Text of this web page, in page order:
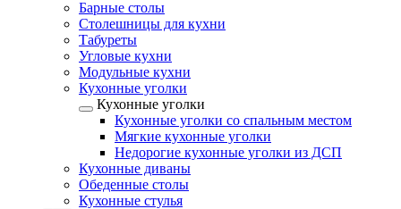
Барные столы
Столешницы для кухни
Табуреты
Угловые кухни
Модульные кухни
Кухонные уголки
Кухонные уголки
Кухонные уголки со спальным местом
Мягкие кухонные уголки
Недорогие кухонные уголки из ДСП
Кухонные диваны
Обеденные столы
Кухонные стулья